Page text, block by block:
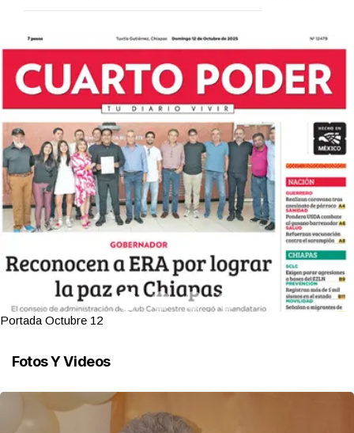
Portada Octubre 12
Fotos Y Videos